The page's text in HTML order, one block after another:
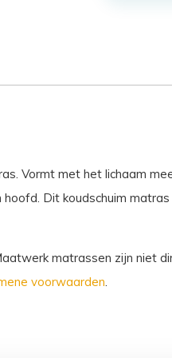
Vormt met het lichaam
Dit koudschuim
matrassen zijn niet
voorwaarden.